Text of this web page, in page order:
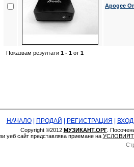
Apogee
Показвам резултати 1 - 1 от 1
НАЧАЛО| ПРОДАЙ РЕГИСТРАЦИЯ ВХОД
Copyright ©2012 МУЗИКАНТ.ОРГ.
уеб сайт представлява приемане на